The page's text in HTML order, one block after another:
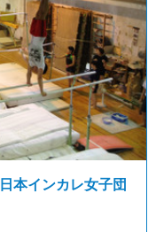
本インカレ女子団